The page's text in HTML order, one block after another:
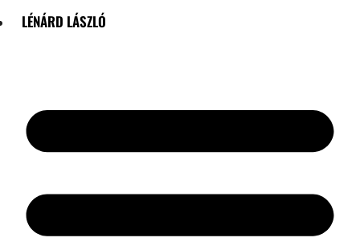
LÉNÁRD LÁSZLÓ